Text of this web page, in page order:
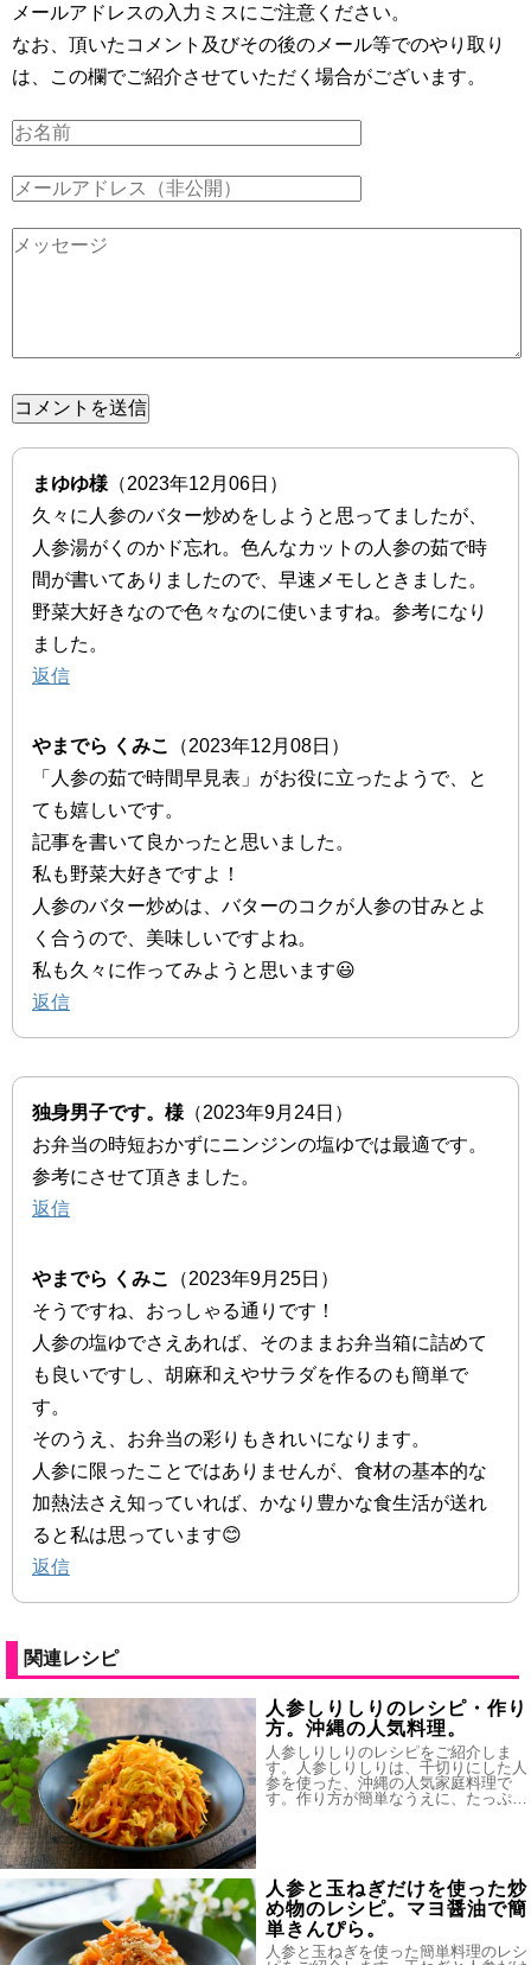
メールアドレスの入力ミスにご注意ください。
なお、頂いたコメント及びその後のメール等でのやり取り
は、この欄でご紹介させていただく場合がございます。
まゆゆ様 （2023年12月06日）
久々に人参のバター炒めをしようと思ってましたが、
人参湯がくのかド忘れ。色んなカットの人参の茹で時
間が書いてありましたので、早速メモしときました。
野菜大好きなので色々なのに使いますね。参考になり
ました。
返信
やまでら くみこ
（2023年12月08日）
「人参の茹で時間早見表」がお役に立ったようで、と
ても嬉しいです。
記事を書いて良かったと思いました。
私も野菜大好きですよ！
人参のバター炒めは、バターのコクが人参の甘みとよ
く合うので、美味しいですよね。
私も久々に作ってみようと思います😃
返信
独身男子です。様 （2023年9月24日）
お弁当の時短おかずにニンジンの塩ゆでは最適です。
参考にさせて頂きました。
返信
やまでら くみこ
（2023年9月25日）
そうですね、おっしゃる通りです！
人参の塩ゆでさえあれば、そのままお弁当箱に詰めて
も良いですし、胡麻和えやサラダを作るのも簡単で
す。
そのうえ、お弁当の彩りもきれいになります。
人参に限ったことではありませんが、食材の基本的な
加熱法さえ知っていれば、かなり豊かな食生活が送れ
ると私は思っています😊
返信
関連レシピ
人参しりしりのレシピ・作り
方。沖縄の人気料理。
人参しりしりのレシピをご紹介しま
す。人参しりしりは、千切りにした人
参を使った、沖縄の人気家庭料理で
す。作り方が簡単なうえに、たっぷ…
人参と玉ねぎだけを使った炒
め物のレシピ。マヨ醤油で簡
単きんぴら。
人参と玉ねぎを使った簡単料理のレシ